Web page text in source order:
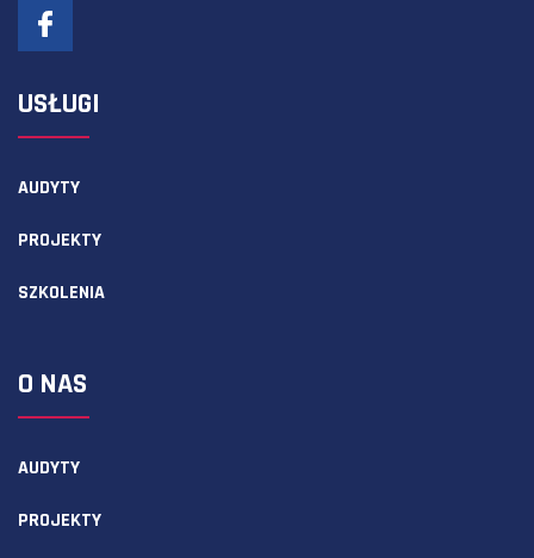
USŁUGI
AUDYTY
PROJEKTY
SZKOLENIA
O NAS
AUDYTY
PROJEKTY